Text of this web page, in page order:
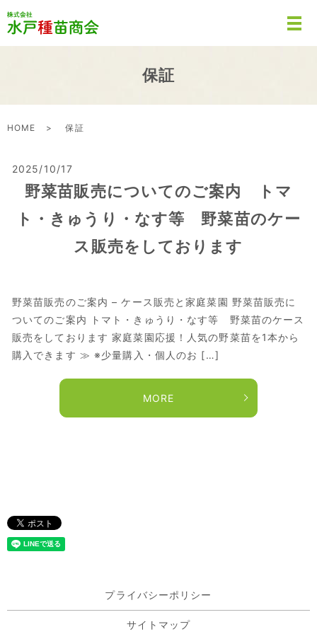
保証
HOME 保証
2025/10/17
野菜苗販売についてのご案内 トマ
ト・きゅうり・なす等 野菜苗のケー
ス販売をしております
野菜苗販売のご案内 – ケース販売と家庭菜園 野菜苗販売に
ついてのご案内 トマト・きゅうり・なす等 野菜苗のケース
販売をしております 家庭菜園応援！人気の野菜苗を1本から
購入できます ≫ ※少量購入・個人のお […]
MORE
プライバシーポリシー
サイトマップ